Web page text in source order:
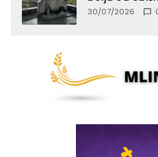
rješenje
30/07/2026